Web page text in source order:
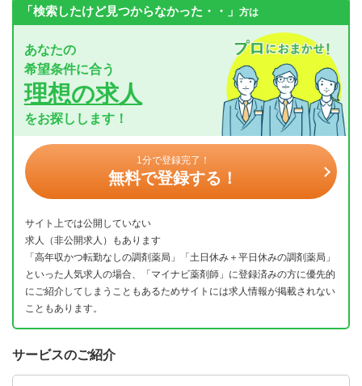
「検索したけど見つからなかった・・」 方は
あなたの
希望条件に合う
理想の求人
をお探しします！
1分で登録完了！
無料で登録する！
サイト上では公開していない
求人（非公開求人）もあります
「高年収かつ転勤なしの調剤薬局」「土日休み＋平日休みの調剤薬局」
といった人気求人の場合、「マイナビ薬剤師」に登録済みの方に優先的
にご紹介してしまうこともあるためサイトには求人情報が掲載されない
こともあります。
サービスのご紹介